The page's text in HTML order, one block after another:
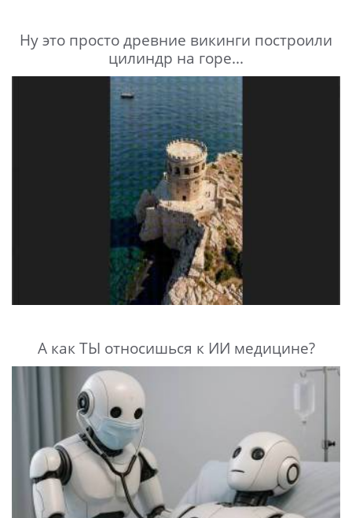
Ну это просто древние викинги построили
цилиндр на горе...
А как ТЫ относишься к ИИ медицине?